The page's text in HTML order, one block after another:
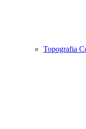
Topografia